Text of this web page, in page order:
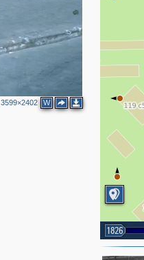
3599×2402 W
1826